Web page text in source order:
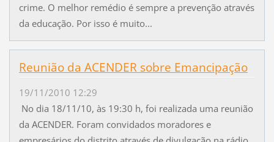
crime. O melhor remédio é sempre a prevenção através
da educação. Por isso é muito...
Reunião da ACENDER sobre Emancipação
19/11/2010 12:29
No dia 18/11/10, às 19:30 h, foi realizada uma reunião
da ACENDER. Foram convidados moradores e